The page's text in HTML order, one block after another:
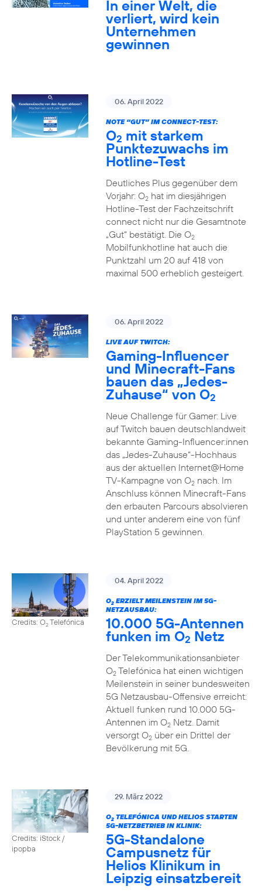
In einer Welt, die
verliert, wird kein
Unternehmen
gewinnen
06. April 2022
NOTE “GUT” IM CONNECT-TEST:
O2 mit starkem
Punktezuwachs im
Hotline-Test
Deutliches Plus gegenüber dem
Vorjahr: O2hat im diesjährigen
Hotline-Test der Fachzeitschrift
connect nicht nur die Gesamtnote
„Gut“ bestätigt. Die O2
Mobilfunkhotline hat auch die
Punktzahl um 20 auf 418 von
maximal 500 erheblich gesteigert.
06. April 2022
LIVE AUF TWITCH:
Gaming-Influencer
und Minecraft-Fans
bauen das „Jedes-
Zuhause“ von O2
Neue Challenge für Gamer: Live
auf Twitch bauen deutschlandweit
bekannte Gaming-Influencer:innen
das „Jedes-Zuhause“-Hochhaus
aus der aktuellen Internet@Home
TV-Kampagne von O2nach. Im
Anschluss können Minecraft-Fans
den erbauten Parcours absolvieren
und unter anderem eine von fünf
PlayStation 5 gewinnen.
Credits: O2Telefónica
04. April 2022
O2ERZIELT MEILENSTEIN IM 5G-
NETZAUSBAU:
10.000 5G-Antennen
funken im O2 Netz
Der Telekommunikationsanbieter
O2Telefónica hat einen wichtigen
Meilenstein in seiner bundesweiten
5G Netzausbau-Offensive erreicht:
Aktuell funken rund 10.000 5G-
Antennen im O2Netz. Damit
versorgt O2über ein Drittel der
Bevölkerung mit 5G.
Credits: iStock /
ipopba
29. März 2022
O2TELEFÓNICA UND HELIOS STARTEN
5G-NETZBETRIEB IN KLINIK:
5G-Standalone
Campusnetz für
Helios Klinikum in
Leipzig einsatzbereit